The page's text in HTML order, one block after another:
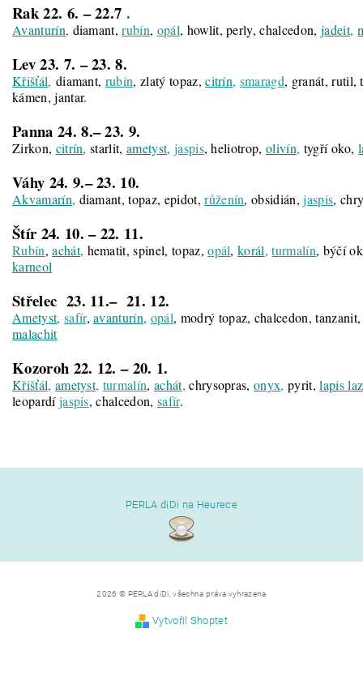
Rak 22. 6. – 22.7 .
Avanturín, diamant,rubín, opál, howlit, perly, chalcedon, jadeit,
Lev 23. 7. – 23. 8.
Křišťál, diamant, rubín, zlatý topaz,citrín, smaragd, granát,
kámen, jantar.
Panna 24. 8.– 23. 9.
Zirkon, citrín, starlit,ametyst, jaspis, heliotrop,olivín, tygří oko,
Váhy 24. 9.– 23. 10.
Akvamarín, diamant, topaz, epidot,růženín, obsidián,jaspis,
Štír 24. 10. – 22. 11.
Rubín,achát, hematit, spinel, topaz,opál,korál, turmalín, býčí
karneol
Střelec 23. 11.– 21. 12.
Ametyst, safír,avanturín, opál, modrý topaz, chalcedon,
malachit
Kozoroh 22. 12. – 20. 1.
Křišťál, ametyst, turmalín, achát, chrysopras,onyx, pyrit,lapis
leopardíjaspis, chalcedon, safír.
PERLA diDi na Heurece
2026 © PERLA diDi, všechna práva vyhrazena
Vytvořil Shoptet